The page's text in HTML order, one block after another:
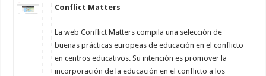
Conflict Matters
La web Conflict Matters compila una selección de
buenas prácticas europeas de educación en el conflicto
en centros educativos. Su intención es promover la
incorporación de la educación en el conflicto a los